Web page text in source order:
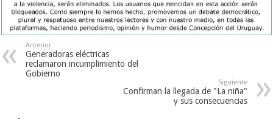
Anterior
Generadoras eléctricas
reclamaron incumplimiento del
Gobierno
Siguiente
Confirman la llegada de "La niña"
y sus consecuencias